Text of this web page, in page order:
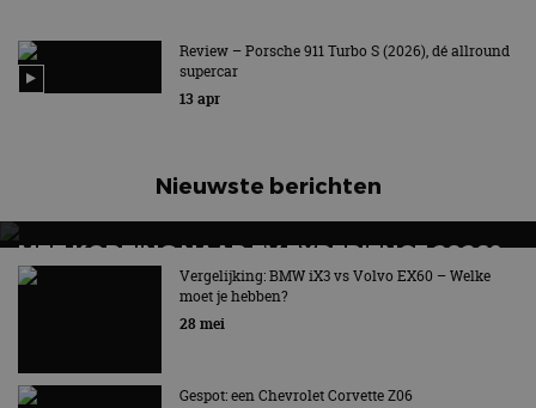
Review – Porsche 911 Turbo S (2026), dé allround
supercar
13 apr
Nieuwste berichten
MET KORTING NAAR EV EXPERIENCE 2026?
AUTORAI REGELT HET!
EV Experience 2026 van 24 tot 26 september
Vergelijking: BMW iX3 vs Volvo EX60 – Welke
moet je hebben?
28 mei
Gespot: een Chevrolet Corvette Z06